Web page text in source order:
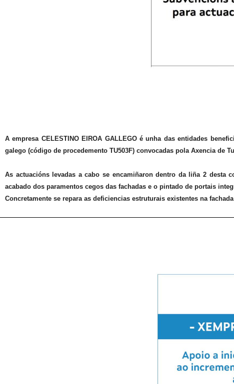
A empresa CELESTINO EIROA GALLEGO é unha das entidades
galego (código de procedemento TU503F) convocadas pola Axencia de
As actuacións levadas a cabo se encamiñaron dentro da liña 2 desta
acabado dos paramentos cegos das fachadas e o pintado de portais
Concretamente se repara as deficiencias estruturais existentes na